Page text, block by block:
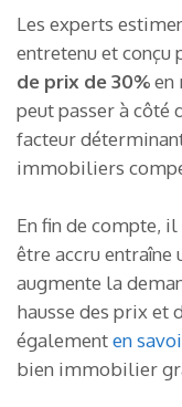
Les experts
entretenu et conçu
de prix de 30%en
peut passer à côté
facteur
immobiliers
En fin de compte, il
être accru entraîne
augmente la
hausse des prix et
égalementen
bien immobilier